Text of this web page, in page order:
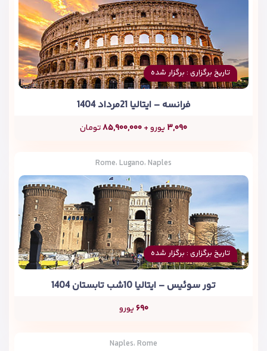
تاریخ برگزاری : برگزار شده
فرانسه – ایتالیا 21مرداد 1404
۳,۰۹۰ یورو +۸۵,۹۰۰,۰۰۰تومان
Rome، Lugano، Naples
تاریخ برگزاری : برگزار شده
تور سوئیس – ایتالیا 10شب تابستان 1404
۶۹۰یورو
Naples، Rome